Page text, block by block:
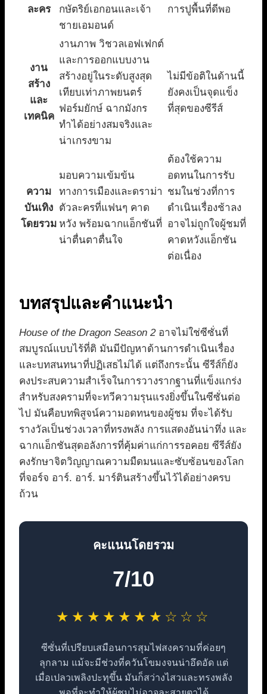
ละคร
กษัตริย์เอกอนและเจ้า
ชายเอมอนด์
การปูพื้นที่ดีพอ
งาน
สร้าง
และ
เทคนิค
งานภาพ วิชวลเอฟเฟกต์
และการออกแบบงาน
สร้างอยู่ในระดับสูงสุด
เทียบเท่าภาพยนตร์
ฟอร์มยักษ์ ฉากมังกร
ทำได้อย่างสมจริงและ
น่าเกรงขาม
ไม่มีข้อติในด้านนี้
ยังคงเป็นจุดแข็ง
ที่สุดของซีรีส์
ความ
บันเทิง
โดยรวม
มอบความเข้มข้น
ทางการเมืองและดราม่า
ตัวละครที่แฟนๆ คาด
หวัง พร้อมฉากแอ็กชันที่
น่าตื่นตาตื่นใจ
ต้องใช้ความ
อดทนในการรับ
ชมในช่วงที่การ
ดำเนินเรื่องช้าลง
อาจไม่ถูกใจผู้ชมที่
คาดหวังแอ็กชัน
ต่อเนื่อง
บทสรุปและคำแนะนำ
House of the Dragon Season 2อาจไม่ใช่ซีซั่นที่
สมบูรณ์แบบไร้ที่ติ มันมีปัญหาด้านการดำเนินเรื่อง
และบทสนทนาที่ปฏิเสธไม่ได้ แต่ถึงกระนั้น ซีรีส์ก็ยัง
คงประสบความสำเร็จในการวางรากฐานที่แข็งแกร่ง
สำหรับสงครามที่จะทวีความรุนแรงยิ่งขึ้นในซีซั่นต่อ
ไป มันคือบทพิสูจน์ความอดทนของผู้ชม ที่จะได้รับ
รางวัลเป็นช่วงเวลาที่ทรงพลัง การแสดงอันน่าทึ่ง และ
ฉากแอ็กชันสุดอลังการที่คุ้มค่าแก่การรอคอย ซีรีส์ยัง
คงรักษาจิตวิญญาณความมืดมนและซับซ้อนของโลก
ที่จอร์จ อาร์. อาร์. มาร์ตินสร้างขึ้นไว้ได้อย่างครบ
ถ้วน
คะแนนโดยรวม
7/10
★★★★★★★☆☆☆
ซีซั่นที่เปรียบเสมือนการสุมไฟสงครามที่ค่อยๆ
ลุกลาม แม้จะมีช่วงที่ควันโขมงจนน่าอึดอัด แต่
เมื่อเปลวเพลิงปะทุขึ้น มันก็สว่างไสวและทรงพลัง